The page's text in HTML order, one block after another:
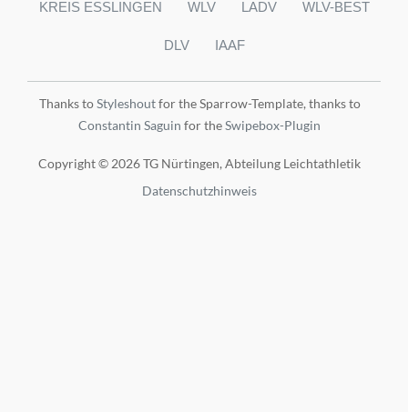
KREIS ESSLINGEN WLV LADV WLV-BEST
DLV IAAF
Thanks toStyleshoutfor the Sparrow-Template, thanks to
Constantin Saguin for theSwipebox-Plugin
Copyright © 2026 TG Nürtingen, Abteilung Leichtathletik
Datenschutzhinweis